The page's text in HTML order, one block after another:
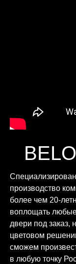
производство
более чем 20-
воплощать
двери под заказ,
цветовом
сможем
в любую точку